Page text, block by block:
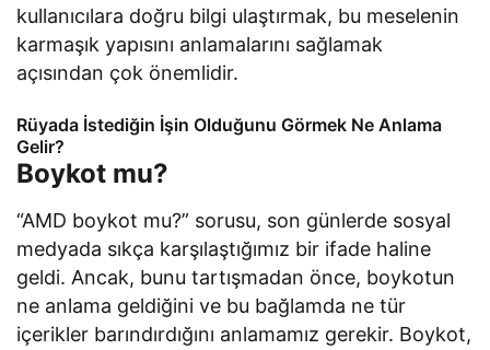
kullanıcılara doğru bilgi ulaştırmak, bu meselenin
karmaşık yapısını anlamalarını sağlamak
açısından çok önemlidir.
Rüyada İstediğin İşin Olduğunu Görmek Ne Anlama
Gelir?
Boykot mu?
“AMD boykot mu?” sorusu, son günlerde sosyal
medyada sıkça karşılaştığımız bir ifade haline
geldi. Ancak, bunu tartışmadan önce, boykotun
ne anlama geldiğini ve bu bağlamda ne tür
içerikler barındırdığını anlamamız gerekir. Boykot,